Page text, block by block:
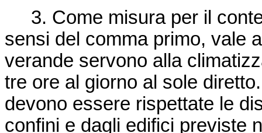
3. Come misura per il
sensi del comma primo, vale
verande servono alla
tre ore al giorno al sole
devono essere rispettate le
confini e dagli edifici previste